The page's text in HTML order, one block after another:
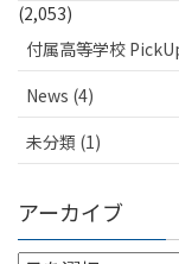
(2,053)
付属高等学校
News (4)
未分類 (1)
アーカイブ